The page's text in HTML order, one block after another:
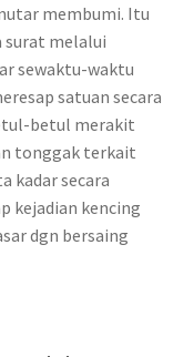
membumi. Itu
surat melalui
sewaktu-waktu
satuan secara
betul merakit
tonggak terkait
kadar secara
kejadian kencing
dgn bersaing